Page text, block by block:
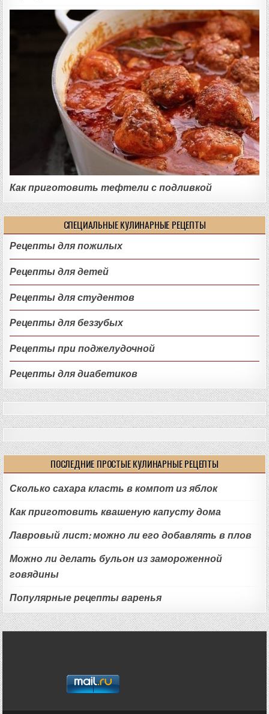
Как приготовить тефтели с подливкой
СПЕЦИАЛЬНЫЕ КУЛИНАРНЫЕ РЕЦЕПТЫ
Рецепты для пожилых
Рецепты для детей
Рецепты для студентов
Рецепты для беззубых
Рецепты при поджелудочной
Рецепты для диабетиков
ПОСЛЕДНИЕ ПРОСТЫЕ КУЛИНАРНЫЕ РЕЦЕПТЫ
Сколько сахара класть в компот из яблок
Как приготовить квашеную капусту дома
Лавровый лист: можно ли его добавлять в плов
Можно ли делать бульон из замороженной
говядины
Популярные рецепты варенья